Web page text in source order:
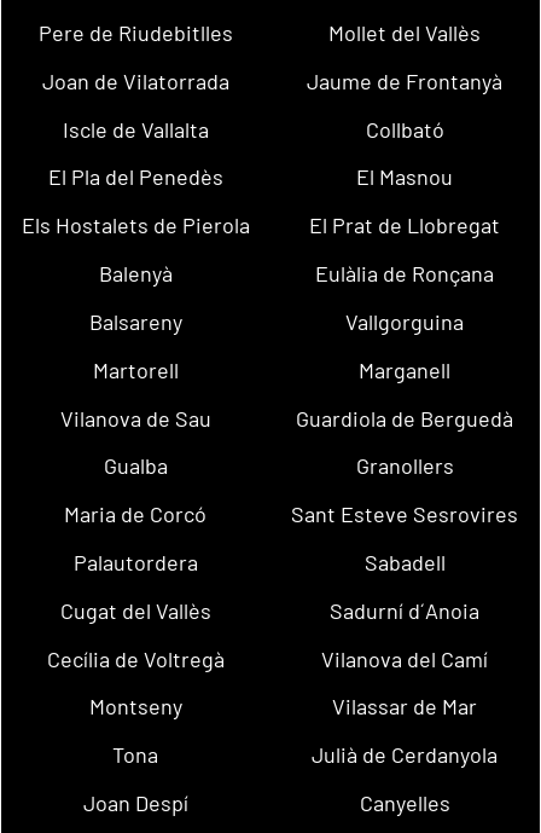
Pere de Riudebitlles
Mollet del Vallès
Joan de Vilatorrada
Jaume de Frontanyà
Iscle de Vallalta
Collbató
El Pla del Penedès
El Masnou
Els Hostalets de Pierola
El Prat de Llobregat
Balenyà
Eulàlia de Ronçana
Balsareny
Vallgorguina
Martorell
Marganell
Vilanova de Sau
Guardiola de Berguedà
Gualba
Granollers
Maria de Corcó
Sant Esteve Sesrovires
Palautordera
Sabadell
Cugat del Vallès
Sadurní d´Anoia
Cecília de Voltregà
Vilanova del Camí
Montseny
Vilassar de Mar
Tona
Julià de Cerdanyola
Joan Despí
Canyelles